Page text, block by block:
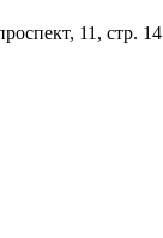
11, стр. 14